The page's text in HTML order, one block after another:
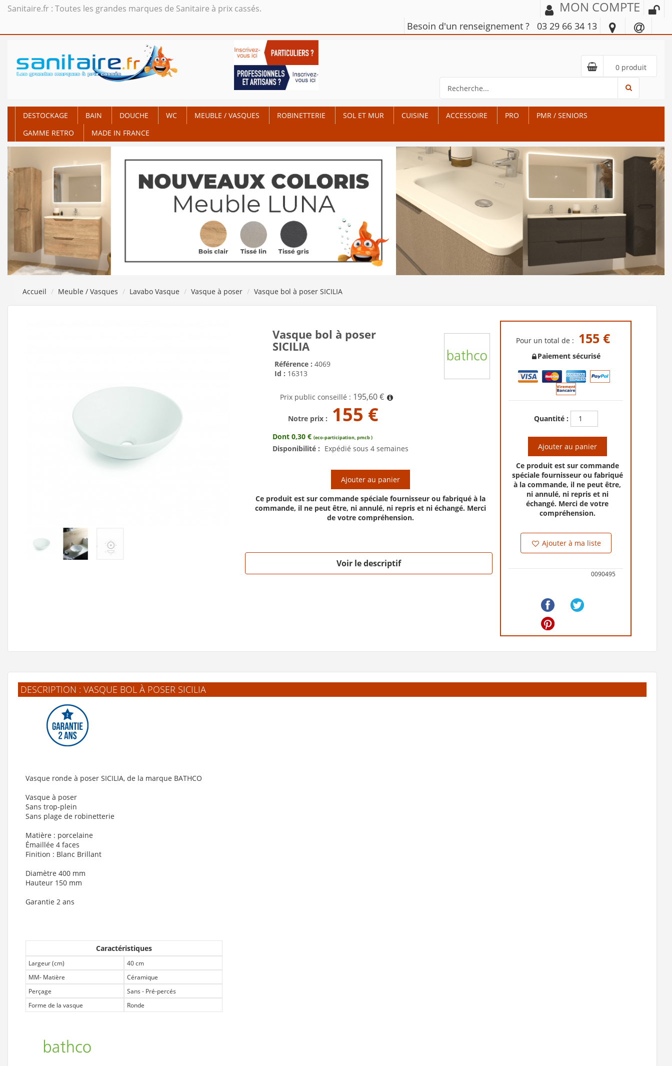
Sanitaire.fr : Toutes les grandes marques de Sanitaire à prix cassés. MON COMPTE
Besoin d'un renseignement ? 03 29 66 34 13
0 produit
DESTOCKAGE BAIN DOUCHE WC MEUBLE / VASQUES ROBINETTERIE SOL ET MUR CUISINE ACCESSOIRE PRO
PMR / SENIORS
GAMME RETRO
MADE IN FRANCE
Accueil Meuble / Vasques Lavabo Vasque Vasque à poser Vasque bol à poser SICILIA
Vasque bol à poser
SICILIA
Référence : 4069
Id : 16313
Prix public conseillé : 195,60 €
Notre prix : 155 €
Dont 0,30 € (eco-participation, pmcb )
Disponibilité : Expédié sous 4 semaines
Ajouter au panier
Ce produit est sur commande spéciale fournisseur ou fabriqué à la
commande, il ne peut être, ni annulé, ni repris et ni échangé. Merci
de votre compréhension.
Voir le descriptif
Pour un total de : 155 €
Paiement sécurisé
Quantité :
Ajouter au panier
Ce produit est sur commande
spéciale fournisseur ou fabriqué
à la commande, il ne peut être,
ni annulé, ni repris et ni
échangé. Merci de votre
compréhension.
Ajouter à ma liste
0090495
DESCRIPTION : VASQUE BOL À POSER SICILIA
Vasque ronde à poser SICILIA, de la marque BATHCO
Vasque à poser
Sans trop-plein
Sans plage de robinetterie
Matière : porcelaine
Émaillée 4 faces
Finition : Blanc Brillant
Diamètre 400 mm
Hauteur 150 mm
Garantie 2 ans
Caractéristiques
Largeur (cm)
40 cm
MM- Matière
Céramique
Perçage
Sans - Pré-percés
Forme de la vasque
Ronde